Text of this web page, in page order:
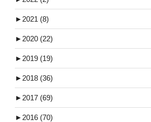
► 2021 (8)
► 2020 (22)
► 2019 (19)
► 2018 (36)
► 2017 (69)
► 2016 (70)